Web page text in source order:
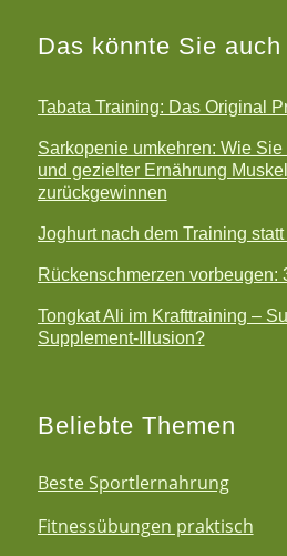
Das könnte Sie
Tabata Training: Das Original
Sarkopenie umkehren: Wie
und gezielter Ernährung
zurückgewinnen
Joghurt nach dem Training
Rückenschmerzen vorbeugen:
Tongkat Ali im Krafttraining –
Supplement-Illusion?
Beliebte Themen
Beste Sportlernahrung
Fitnessübungen praktisch